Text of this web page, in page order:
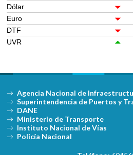
Dólar
Euro
DTF
UVR
Agencia Nacional de
Superintendencia de Puertos y
DANE
Ministerio de Transporte
Instituto Nacional de Vías
Policía Nacional